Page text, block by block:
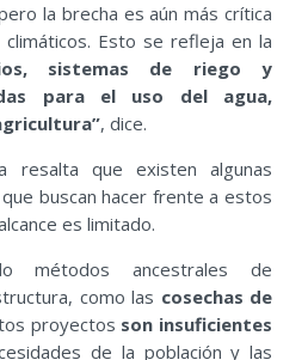
la brecha es aún más crítica
Esto se refleja en la
sistemas de riego y
para el uso del agua,
”, dice.
resalta que existen algunas
buscan hacer frente a estos
es limitado.
métodos ancestrales de
como las cosechas de
proyectos son insuficientes
de la población y las